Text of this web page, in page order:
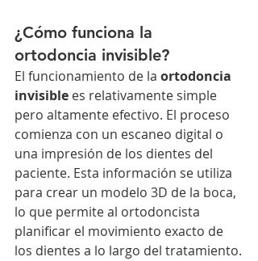
¿Cómo funciona la
ortodoncia invisible?
El funcionamiento de la ortodoncia
invisible es relativamente simple
pero altamente efectivo. El proceso
comienza con un escaneo digital o
una impresión de los dientes del
paciente. Esta información se utiliza
para crear un modelo 3D de la boca,
lo que permite al ortodoncista
planificar el movimiento exacto de
los dientes a lo largo del tratamiento.